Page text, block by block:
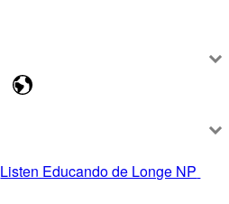
Listen Educando de Longe NP